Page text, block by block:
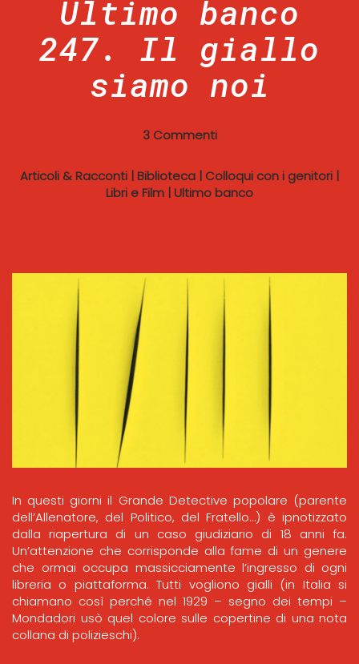
Ultimo banco
247. Il giallo
siamo noi
3 Commenti
Articoli & Racconti | Biblioteca | Colloqui con i genitori |
Libri e Film | Ultimo banco
In questi giorni il Grande Detective popolare (parente
dell’Allenatore, del Politico, del Fratello…) è ipnotizzato
dalla riapertura di un caso giudiziario di 18 anni fa.
Un’attenzione che corrisponde alla fame di un genere
che ormai occupa massicciamente l’ingresso di ogni
libreria o piattaforma. Tutti vogliono gialli (in Italia si
chiamano così perché nel 1929 – segno dei tempi –
Mondadori usò quel colore sulle copertine di una nota
collana di polizieschi).